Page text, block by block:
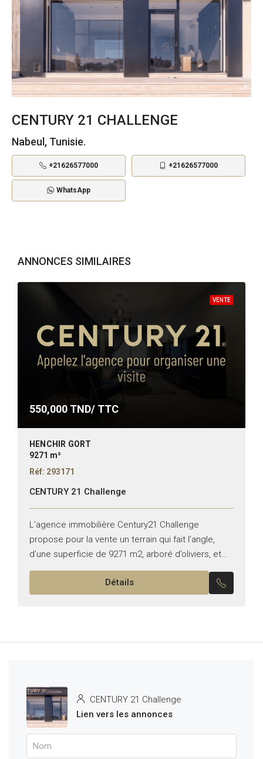
CENTURY 21 CHALLENGE
Nabeul, Tunisie.
+21626577000 +21626577000
WhatsApp
ANNONCES SIMILAIRES
VENTE
550,000 TND/ TTC
HENCHIR GORT
9271 m²
Réf: 293171
CENTURY 21 Challenge
L’agence immobilière Century21 Challenge
propose pour la vente un terrain qui fait l’angle,
d’une superficie de 9271 m2, arboré d’oliviers, et
situé à Henchir Kort directement sur la route
principale Nabeul-tunis .Le...
Détails
CENTURY 21 Challenge
Lien vers les annonces